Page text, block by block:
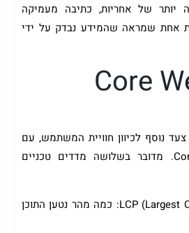
יותר של אחריות, כתיבה מעמיקה
אחת שמראה שהמידע נבדק על ידי
Core
הלכה צעד נוסף לכיוון חוויית המשתמש, עם
השקת Core Web Vitals. מדובר בשלושה מדדים טכניים
LCP (Largest Contentful Paint): כמה מהר נטען התוכן